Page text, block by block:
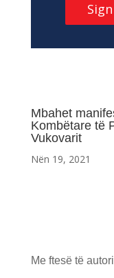
Mbahet
Kombëtare të
Vukovarit
Nën 19, 2021
Me ftesë të